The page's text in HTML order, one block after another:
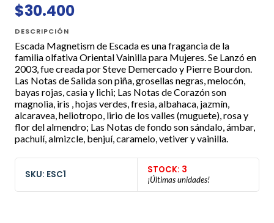
$30.400
DESCRIPCIÓN
Escada Magnetism de Escada es una fragancia de la
familia olfativa Oriental Vainilla para Mujeres. Se Lanzó en
2003, fue creada por Steve Demercado y Pierre Bourdon.
Las Notas de Salida son piña, grosellas negras, melocón,
bayas rojas, casia y lichi; Las Notas de Corazón son
magnolia, iris , hojas verdes, fresia, albahaca, jazmín,
alcaravea, heliotropo, lirio de los valles (muguete), rosa y
flor del almendro; Las Notas de fondo son sándalo, ámbar,
pachulí, almizcle, benjuí, caramelo, vetiver y vainilla.
SKU: ESC1 STOCK: 3
¡Últimas unidades!